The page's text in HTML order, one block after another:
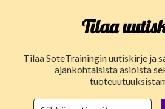
Tilaa
Tilaa SoteTrainingin uutiskirje ja
ajankohtaisista asioista